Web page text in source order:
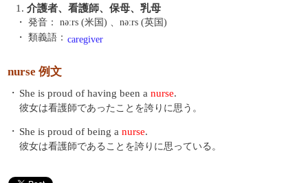
1. 介護者、看護師、保母、乳母
・ 発音：
nəːrs (米国) 、nəːrs (英国)
・ 類義語： caregiver
nurse 例文
・ She is proud of having been a nurse.
彼女は看護師であったことを誇りに思う。
・ She is proud of being a nurse.
彼女は看護師であることを誇りに思っている。